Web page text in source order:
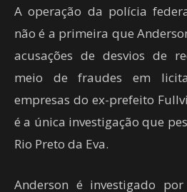
A operação da polícia
não é a primeira que
acusações de desvios de
meio de fraudes em
empresas do ex-prefeito
é a única investigação que
Rio Preto da Eva.
Anderson é investigado